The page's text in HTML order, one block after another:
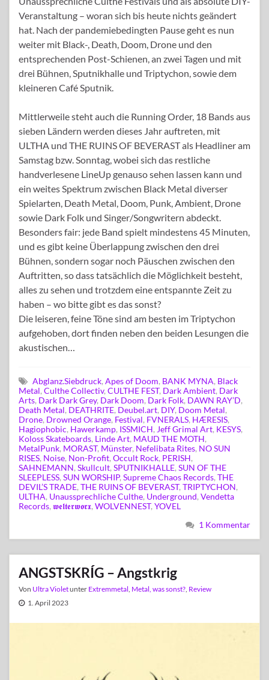
Veranstaltung – woran sich bis heute nichts geändert
hat. Nach der pandemiebedingten Pause geht es nun
weiter mit Black-, Death, Doom, Drone und den
entsprechenden Post-Schienen, an zwei Tagen und mit
drei Bühnen, Sputnikhalle und Triptychon, sowie dem
kleineren Café Sputnik.
Mittlerweile steht auch die Running Order, 18 Bands aus
sieben Ländern werden dieses Jahr auftreten, mit
ULTHA und THE RUINS OF BEVERAST als Headliner am
Samstag bzw. Sonntag, wobei sich das restliche
handverlesene LineUp genauso sehen lassen kann und
ein weites Spektrum zwischen Black Metal diverser
Spielarten, Death Metal, Doom, Punk, Ambient, Drone
sowie Dark Folk und Singer/Songwritern abdeckt.
Besonders fair: jede Band spielt mindestens 45 Minuten,
und es gibt keine Überlappung zwischen den drei
Bühnen, sondern sogar noch Päuschen zwischen den
Auftritten, so dass tatsächlich die Möglichkeit besteht,
alles zu sehen und trotzdem eine entspannte Zeit zu
haben – wo bitte gibt es das sonst?
Die leiseren, feine Töne sind am besten im Triptychon
aufgehoben, dort finden neben den beiden Lesungen die
akustischen…
Abglanz.Siebdruck, Apes of Doom, BANK MYNA, Black
Metal, Culthe Collectiv, CULTHE FEST, Dark Ambient, Dark
Arts, Dark Dark Grey, Dark Doom, Dark Folk, DAWN RAY’D,
Death Metal, DEATHRITE, Deubel.art, DIY, Doom Metal,
Drone, Drowned Orange, Festival, FVNERALS, HÆRESIS,
Hagiophobic, Hawerkamp, ISSMICH, Jeff Grimal Art, KESYS,
Koloss Skateboards, Linde Art, MAUD THE MOTH,
MetalPunk, MORAST, Münster, Nefelibata Rites, NO SUN
RISES, Noise, Non-Profit, Occult Rock, PERISH,
SAHNEMANN, Skullcult, SPUTNIKHALLE, SUN OF THE
SLEEPLESS, SUN WORSHIP, Supreme Chaos Records, THE
DEVIL’S TRADE, THE RUINS OF BEVERAST, TRIPTYCHON,
ULTHA, Unaussprechliche Culthe, Underground, Vendetta
Records, 𝖜𝖊𝖑𝖙𝖊𝖗𝖜𝖔𝖗𝖝, WOLVENNEST, YOVEL
1 Kommentar
ANGSTSKRÍG – Angstkrig
Von Ultra Violetunter Extremmetal Metal, was sonst? Review
1. April 2023